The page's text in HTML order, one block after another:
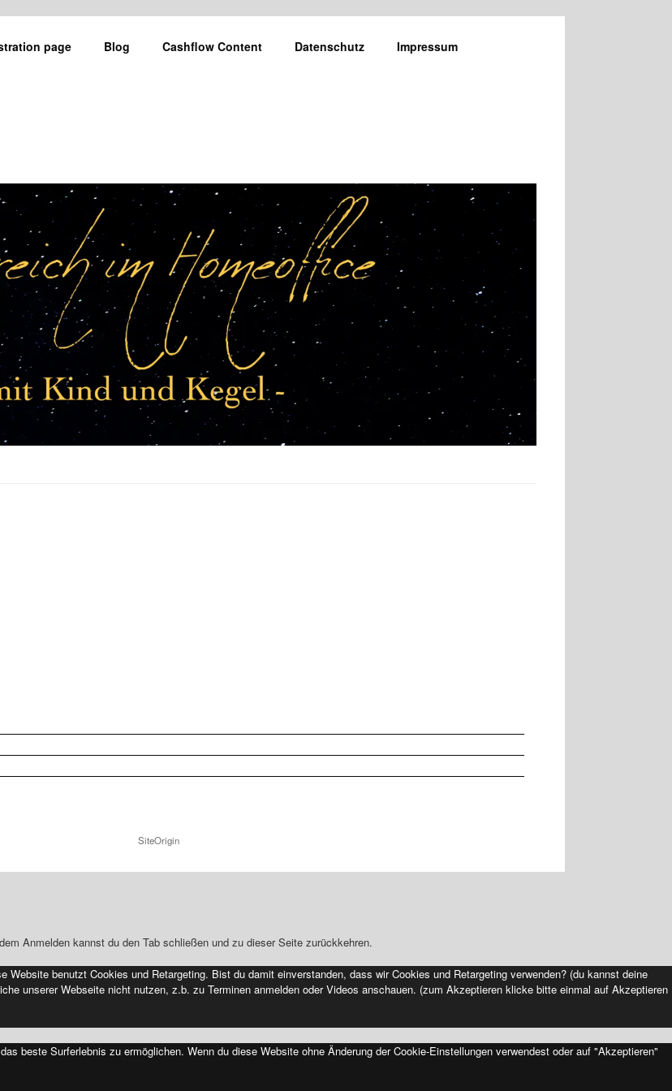
page Blog Cashflow Content Datenschutz Impressum
SiteOrigin
Anmelden kannst du den Tab schließen und zu dieser Seite zurückkehren.
benutzt Cookies und Retargeting. Bist du damit einverstanden, dass wir Cookies und Retargeting verwenden? (du kannst deine
unserer Webseite nicht nutzen, z.b. zu Terminen anmelden oder Videos anschauen. (zum Akzeptieren klicke bitte einmal auf Akzeptieren
beste Surferlebnis zu ermöglichen. Wenn du diese Website ohne Änderung der Cookie-Einstellungen verwendest oder auf "Akzeptieren"